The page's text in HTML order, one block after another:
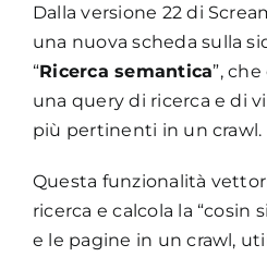
Dalla versione 22 di
una nuova scheda sulla
“Ricerca semantica”,
una query di ricerca e di
più pertinenti in un crawl.
Questa funzionalità
ricerca e calcola la “cosin
e le pagine in un crawl,